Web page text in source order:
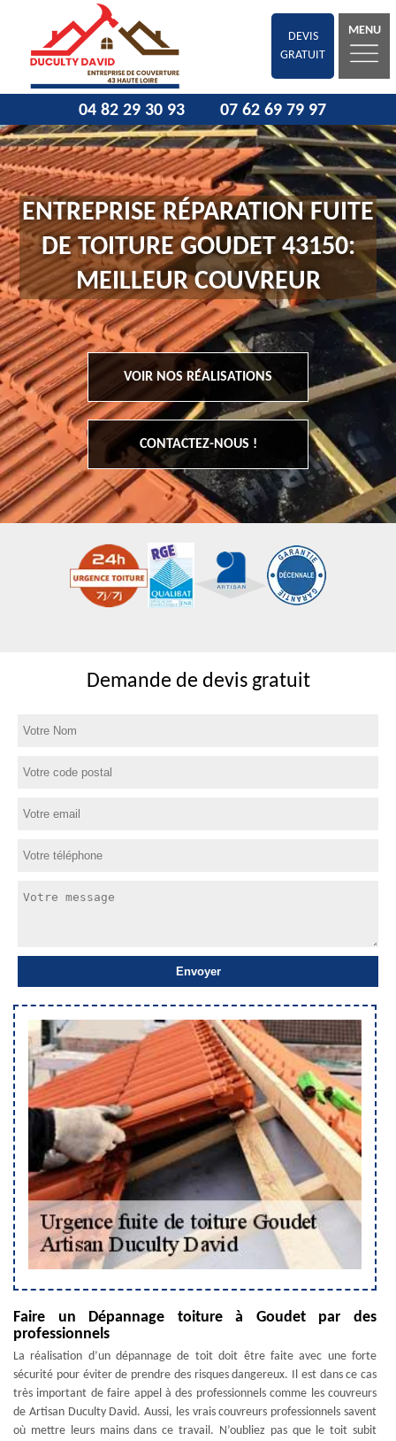
DEVIS
GRATUIT
MENU
04 82 29 30 93 07 62 69 79 97
ENTREPRISE RÉPARATION FUITE
DE TOITURE GOUDET 43150:
MEILLEUR COUVREUR
VOIR NOS RÉALISATIONS
CONTACTEZ-NOUS !
Demande de devis gratuit
Faire un Dépannage toiture à Goudet par des
professionnels
La réalisation d’un dépannage de toit doit être faite avec une forte
sécurité pour éviter de prendre des risques dangereux. Il est dans ce cas
très important de faire appel à des professionnels comme les couvreurs
de Artisan Duculty David. Aussi, les vrais couvreurs professionnels savent
où mettre leurs mains dans ce travail. N’oubliez pas que le toit subit